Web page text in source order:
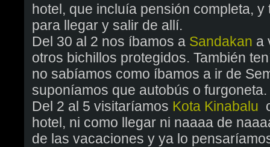
hotel, que incluía pensión completa,
para llegar y salir de allí.
Del 30 al 2 nos íbamos a Sandakan a
otros bichillos protegidos. También
no sabíamos como íbamos a ir de
suponíamos que autobús o furgoneta.
Del 2 al 5 visitaríamos Kota Kinabalu
hotel, ni como llegar ni naaaa de
de las vacaciones y ya lo